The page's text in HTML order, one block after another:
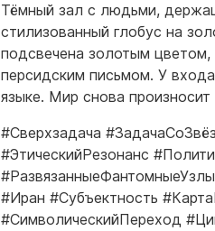
Тёмный зал с людьми,
стилизованный глобус на
подсвечена золотым цветом,
персидским письмом. У
языке. Мир снова
#Сверхзадача
#ЭтическийРезонанс
#Иран #Субъектность
#СимволическийПереход